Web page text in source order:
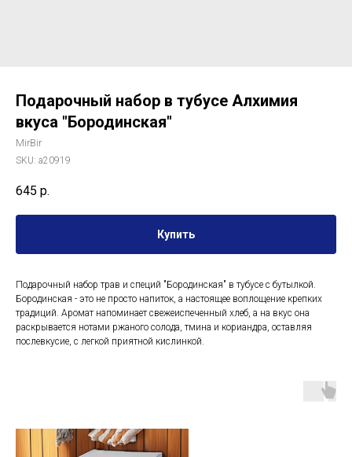
Подарочный набор в тубусе Алхимия
вкуса "Бородинская"
MirBir
SKU: a20919
645 р.
Купить
Подарочный набор трав и специй "Бородинская" в тубусе с бутылкой.
Бородинская - это не просто напиток, а настоящее воплощение крепких
традиций. Аромат напоминает свежеиспеченный хлеб, а на вкус она
раскрывается нотами ржаного солода, тмина и кориандра, оставляя
послевкусие, с легкой приятной кислинкой.